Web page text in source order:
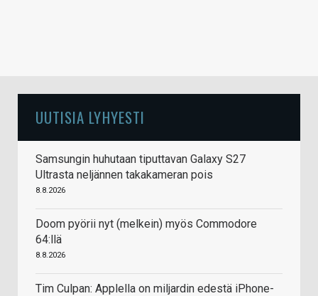
UUTISIA LYHYESTI
Samsungin huhutaan tiputtavan Galaxy S27
Ultrasta neljännen takakameran pois
8.8.2026
Doom pyörii nyt (melkein) myös Commodore
64:llä
8.8.2026
Tim Culpan: Applella on miljardin edestä iPhone-